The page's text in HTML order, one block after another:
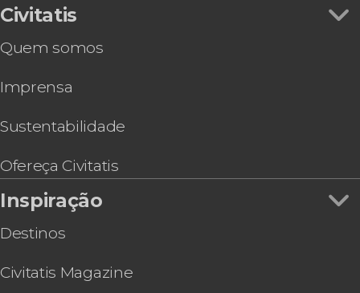
Observação de estrelas e auroras boreais em
Tour por Banff
Yamnuska finalizando em Calgary
Civitatis
Quem somos
Imprensa
Sustentabilidade
Ofereça Civitatis
Inspiração
Destinos
Civitatis Magazine